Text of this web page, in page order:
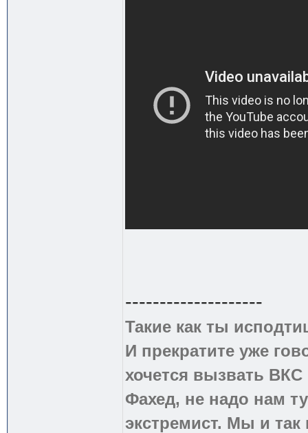
--------------------
Такие как ты
И прекратите уже
хочется вызвать
Фахед, не надо нам
экстремист. Мы и